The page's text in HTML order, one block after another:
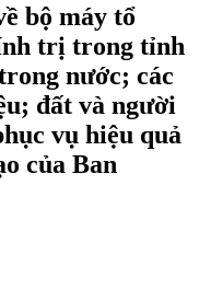
bộ máy tổ
trị trong tỉnh
nước; các
đất và người
vụ hiệu quả
của Ban